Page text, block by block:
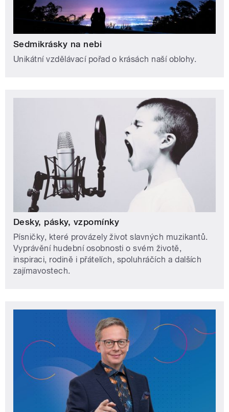
Sedmikrásky na nebi
Unikátní vzdělávací pořad o krásách naší oblohy.
Desky, pásky, vzpomínky
Písničky, které provázely život slavných muzikantů.
Vyprávění hudební osobnosti o svém životě,
inspiraci, rodině i přátelích, spoluhráčích a dalších
zajímavostech.